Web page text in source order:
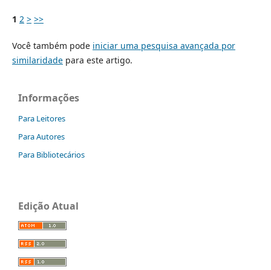
1 2 > >>
Você também pode iniciar uma pesquisa avançada por
similaridadepara este artigo.
Informações
Para Leitores
Para Autores
Para Bibliotecários
Edição Atual